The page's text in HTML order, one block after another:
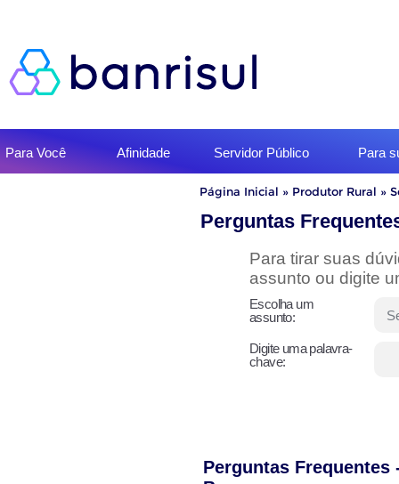
do
menu
Para Você Afinidade Servidor Público Para
Início
conteúdo
Página Inicial » Produtor Rural »
Perguntas
Para tirar suas
assunto ou digite
Escolha um
assunto:
Digite uma palavra-
chave:
Perguntas Frequentes